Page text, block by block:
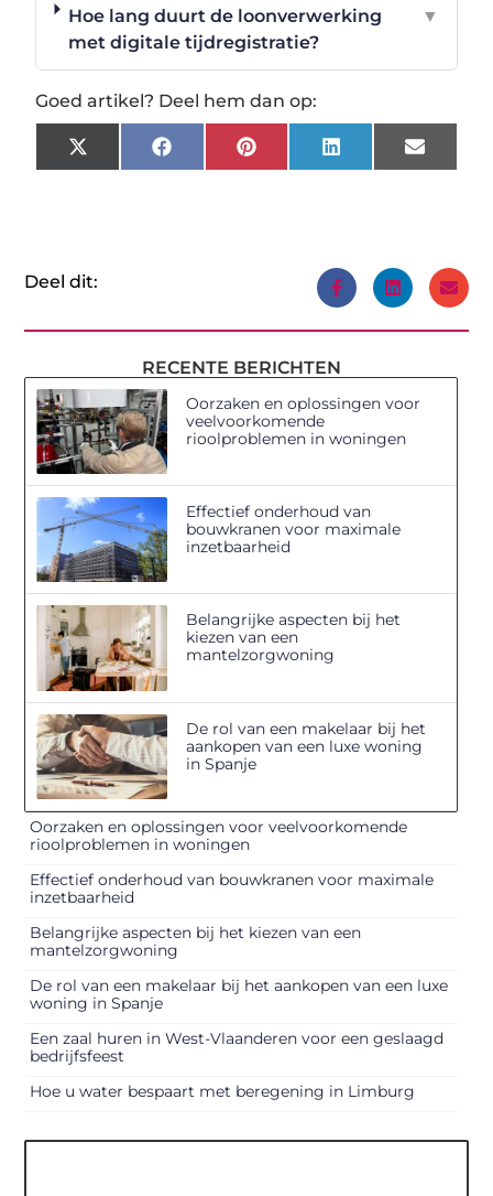
Hoe lang duurt de loonverwerking
met digitale tijdregistratie?
▼
Goed artikel? Deel hem dan op:
X
(Twitter)
FacebookPinterestLinkedInEmail
Deel dit:
RECENTE BERICHTEN
Oorzaken en oplossingen voor
veelvoorkomende
rioolproblemen in woningen
Effectief onderhoud van
bouwkranen voor maximale
inzetbaarheid
Belangrijke aspecten bij het
kiezen van een
mantelzorgwoning
De rol van een makelaar bij het
aankopen van een luxe woning
in Spanje
Oorzaken en oplossingen voor veelvoorkomende
rioolproblemen in woningen
Effectief onderhoud van bouwkranen voor maximale
inzetbaarheid
Belangrijke aspecten bij het kiezen van een
mantelzorgwoning
De rol van een makelaar bij het aankopen van een luxe
woning in Spanje
Een zaal huren in West-Vlaanderen voor een geslaagd
bedrijfsfeest
Hoe u water bespaart met beregening in Limburg